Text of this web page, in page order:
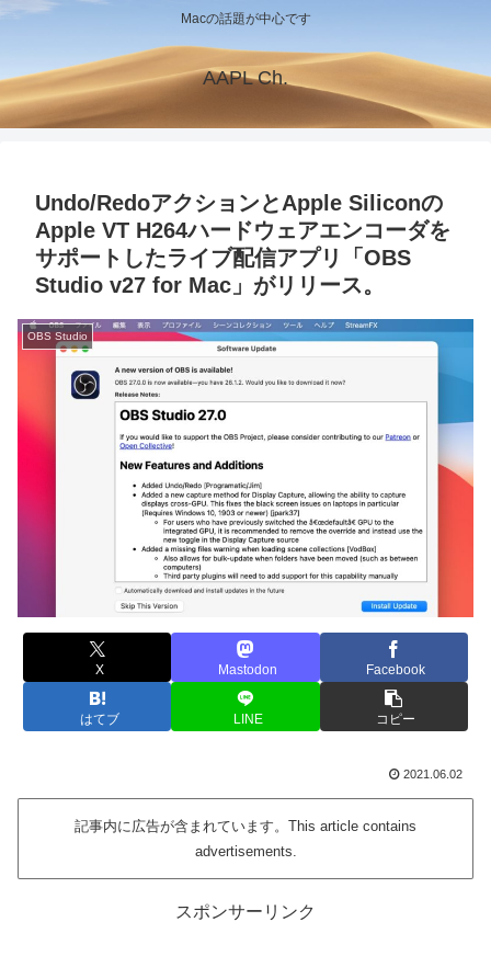
Macの話題が中心です
AAPL Ch.
Undo/RedoアクションとApple Siliconの
Apple VT H264ハードウェアエンコーダを
サポートしたライブ配信アプリ「OBS
Studio v27 for Mac」がリリース。
OBS Studio
X Mastodon Facebook
はてブ LINE コピー
2021.06.02
記事内に広告が含まれています。This article contains
advertisements.
スポンサーリンク